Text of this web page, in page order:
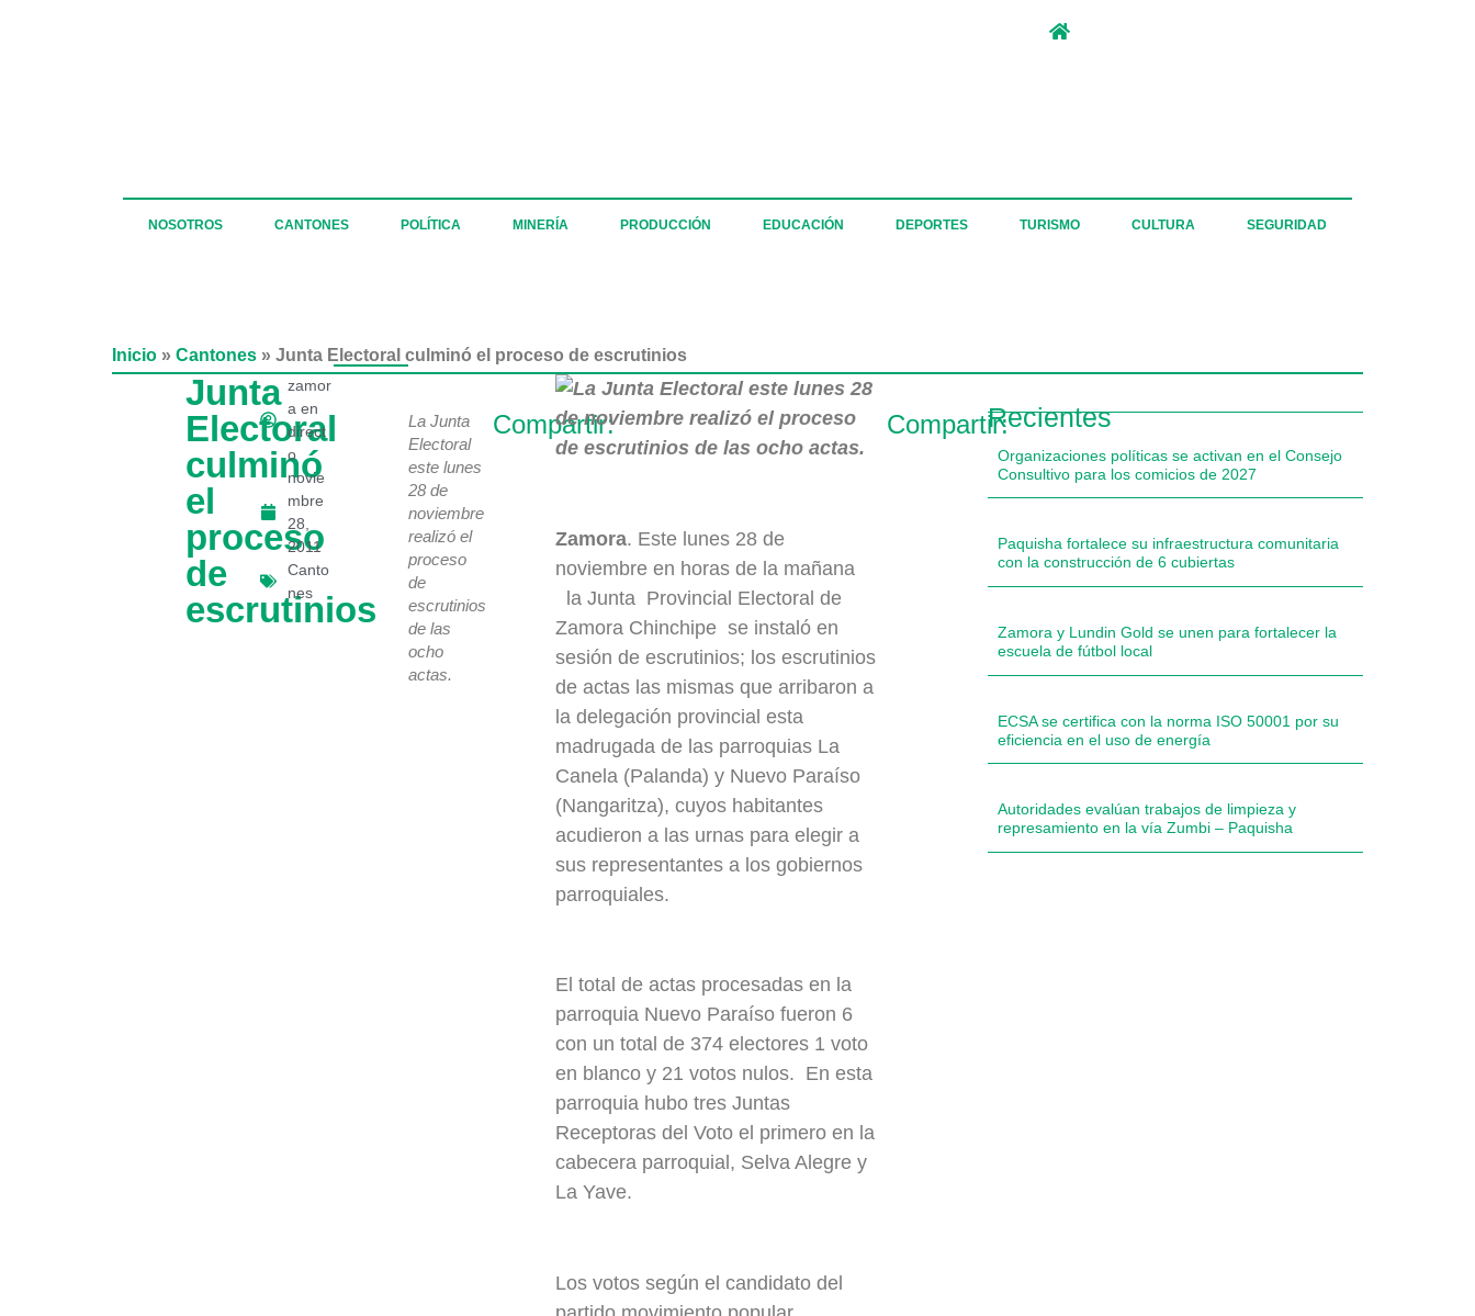
NOSOTROS CANTONES POLÍTICA MINERÍA PRODUCCIÓN EDUCACIÓN DEPORTES TURISMO CULTURA SEGURIDAD
Inicio » Cantones » Junta Electoral culminó el proceso de escrutinios
Junta
Electoral
culminó
el
proceso
de
escrutinios
zamor
a en
direct
o
novie
mbre
28,
2011
Canto
nes
La Junta
Electoral
este lunes
28 de
noviembre
realizó el
proceso
de
escrutinios
de las
ocho
actas.
Compartir:
Zamora. Este lunes 28 de
noviembre en horas de la mañana
la Junta Provincial Electoral de
Zamora Chinchipe se instaló en
sesión de escrutinios; los escrutinios
de actas las mismas que arribaron a
la delegación provincial esta
madrugada de las parroquias La
Canela (Palanda) y Nuevo Paraíso
(Nangaritza), cuyos habitantes
acudieron a las urnas para elegir a
sus representantes a los gobiernos
parroquiales.
El total de actas procesadas en la
parroquia Nuevo Paraíso fueron 6
con un total de 374 electores 1 voto
en blanco y 21 votos nulos. En esta
parroquia hubo tres Juntas
Receptoras del Voto el primero en la
cabecera parroquial, Selva Alegre y
La Yave.
Los votos según el candidato del
Compartir:Recientes
Organizaciones políticas se activan en el Consejo
Consultivo para los comicios de 2027
Paquisha fortalece su infraestructura comunitaria
con la construcción de 6 cubiertas
Zamora y Lundin Gold se unen para fortalecer la
escuela de fútbol local
ECSA se certifica con la norma ISO 50001 por su
eficiencia en el uso de energía
Autoridades evalúan trabajos de limpieza y
represamiento en la vía Zumbi – Paquisha